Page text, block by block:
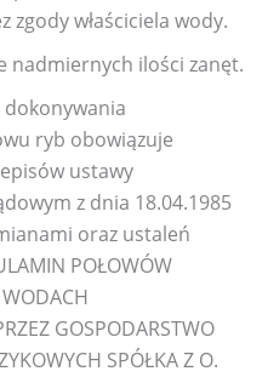
zgody właściciela wody.
nadmiernych ilości zanęt.
dokonywania
ryb obowiązuje
ustawy
z dnia 18.04.1985
oraz ustaleń
POŁOWÓW
GOSPODARSTWO
SPÓŁKA Z O.